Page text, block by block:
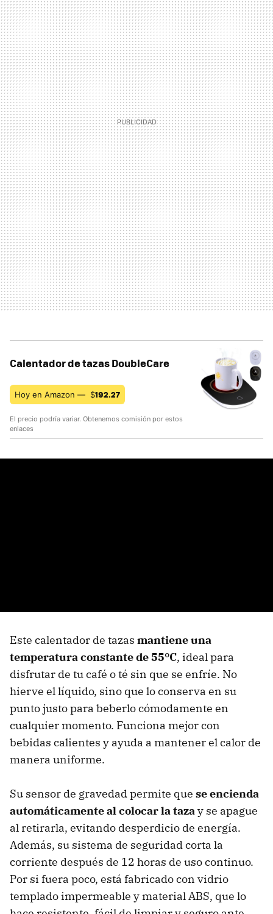
Calentador de tazas DoubleCare
Hoy en Amazon — $192.27
El precio podría variar. Obtenemos comisión por estos
enlaces
Este calentador de tazas mantiene una
temperatura constante de 55°C, ideal para
disfrutar de tu café o té sin que se enfríe. No
hierve el líquido, sino que lo conserva en su
punto justo para beberlo cómodamente en
cualquier momento. Funciona mejor con
bebidas calientes y ayuda a mantener el calor de
manera uniforme.
Su sensor de gravedad permite que se encienda
automáticamente al colocar la tazay se apague
al retirarla, evitando desperdicio de energía.
Además, su sistema de seguridad corta la
corriente después de 12 horas de uso continuo.
Por si fuera poco, está fabricado con vidrio
templado impermeable y material ABS, que lo